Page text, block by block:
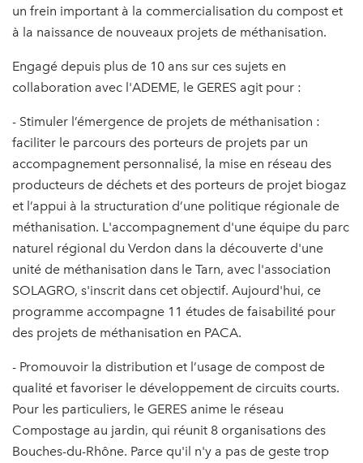
un frein important à la commercialisation du compost et
à la naissance de nouveaux projets de méthanisation.
Engagé depuis plus de 10 ans sur ces sujets en
collaboration avec l'ADEME, le GERES agit pour :
- Stimuler l’émergence de projets de méthanisation :
faciliter le parcours des porteurs de projets par un
accompagnement personnalisé, la mise en réseau des
producteurs de déchets et des porteurs de projet biogaz
et l’appui à la structuration d’une politique régionale de
méthanisation. L'accompagnement d'une équipe du parc
naturel régional du Verdon dans la découverte d'une
unité de méthanisation dans le Tarn, avec l'association
SOLAGRO, s'inscrit dans cet objectif. Aujourd'hui, ce
programme accompagne 11 études de faisabilité pour
des projets de méthanisation en PACA.
- Promouvoir la distribution et l’usage de compost de
qualité et favoriser le développement de circuits courts.
Pour les particuliers, le GERES anime le réseau
Compostage au jardin, qui réunit 8 organisations des
Bouches-du-Rhône. Parce qu'il n'y a pas de geste trop